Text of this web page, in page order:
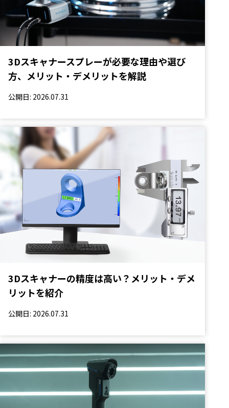
3Dスキャナースプレーが必要な理由や選び
方、メリット・デメリットを解説
公開日: 2026.07.31
3Dスキャナーの精度は高い？メリット・デメ
リットを紹介
公開日: 2026.07.31